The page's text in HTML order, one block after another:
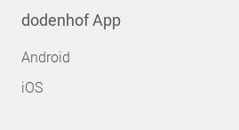
dodenhof App
Android
iOS